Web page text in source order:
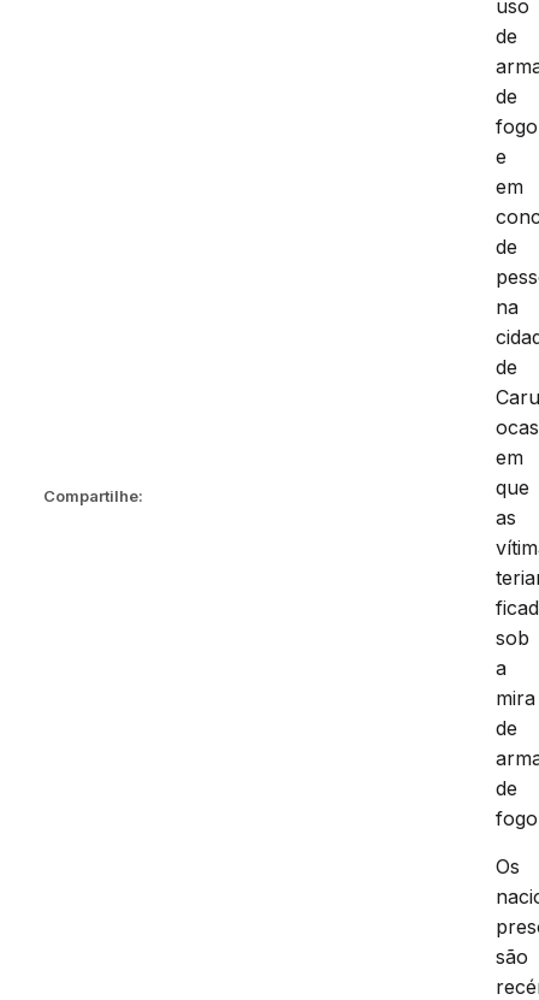
Compartilhe:
uso
de
de
fogo
e
em
de
na
de
em
que
as
sob
a
mira
de
de
Os
são